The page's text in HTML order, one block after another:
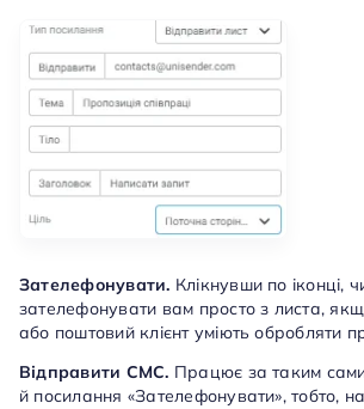
Зателефонувати. Клікнувши по іконці,
зателефонувати вам просто з листа,
або поштовий клієнт уміють обробляти
Відправити СМС. Працює за таким
й посилання «Зателефонувати», тобто,